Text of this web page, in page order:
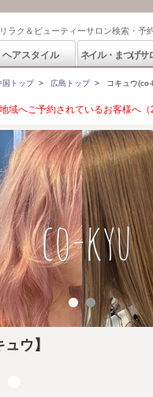
ラク＆ビューティーサロン検索・予
ヘアスタイル ネイル・まつげサ
国トップ> 広島トップ> コキュウ
域へご予約されているお客様へ（
ウ】